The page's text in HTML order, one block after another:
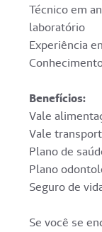
Técnico em
laboratório
Experiência
Benefícios:
Vale
Vale
Plano de
Plano
Seguro de
Se você se